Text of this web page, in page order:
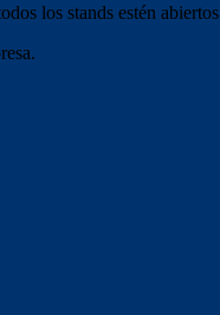
los stands estén abiertos